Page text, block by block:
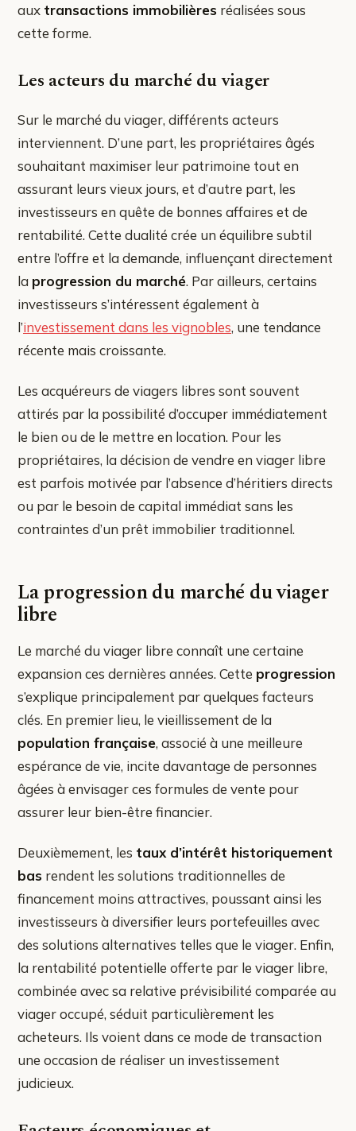
aux transactions immobilières réalisées sous
cette forme.
Les acteurs du marché du viager
Sur le marché du viager, différents acteurs
interviennent. D’une part, les propriétaires âgés
souhaitant maximiser leur patrimoine tout en
assurant leurs vieux jours, et d’autre part, les
investisseurs en quête de bonnes affaires et de
rentabilité. Cette dualité crée un équilibre subtil
entre l’offre et la demande, influençant directement
la progression du marché. Par ailleurs, certains
investisseurs s’intéressent également à
l’investissement dans les vignobles, une tendance
récente mais croissante.
Les acquéreurs de viagers libres sont souvent
attirés par la possibilité d’occuper immédiatement
le bien ou de le mettre en location. Pour les
propriétaires, la décision de vendre en viager libre
est parfois motivée par l’absence d’héritiers directs
ou par le besoin de capital immédiat sans les
contraintes d’un prêt immobilier traditionnel.
La progression du marché du viager
libre
Le marché du viager libre connaît une certaine
expansion ces dernières années. Cette progression
s’explique principalement par quelques facteurs
clés. En premier lieu, le vieillissement de la
population française, associé à une meilleure
espérance de vie, incite davantage de personnes
âgées à envisager ces formules de vente pour
assurer leur bien-être financier.
Deuxièmement, les taux d’intérêt historiquement
bas rendent les solutions traditionnelles de
financement moins attractives, poussant ainsi les
investisseurs à diversifier leurs portefeuilles avec
des solutions alternatives telles que le viager. Enfin,
la rentabilité potentielle offerte par le viager libre,
combinée avec sa relative prévisibilité comparée au
viager occupé, séduit particulièrement les
acheteurs. Ils voient dans ce mode de transaction
une occasion de réaliser un investissement
judicieux.